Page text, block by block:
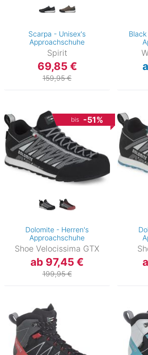
Scarpa - Unisex's
Approachschuhe
Spirit
69,85 €
159,95 €
bis -51%
Dolomite - Herren's
Approachschuhe
Shoe Velocissima GTX
ab 97,45 €
199,95 €